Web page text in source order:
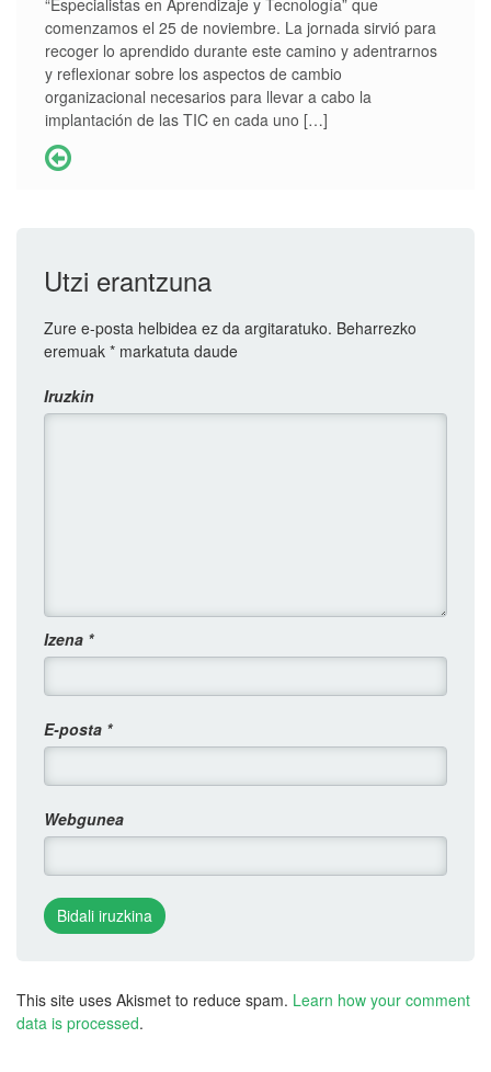
comenzamos el 25 de noviembre. La jornada sirvió para
recoger lo aprendido durante este camino y adentrarnos
y reflexionar sobre los aspectos de cambio
organizacional necesarios para llevar a cabo la
implantación de las TIC en cada uno […]
Utzi erantzuna
Zure e-posta helbidea ez da argitaratuko. Beharrezko
eremuak * markatuta daude
Iruzkin
Izena *
E-posta *
Webgunea
This site uses Akismet to reduce spam. Learn how your comment
data is processed.